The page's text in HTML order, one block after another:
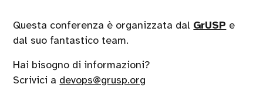
Questa conferenza è organizzata dal GrUSP e
dal suo fantastico team.
Hai bisogno di informazioni?
Scrivici a devops@grusp.org